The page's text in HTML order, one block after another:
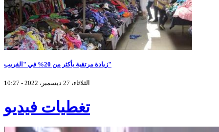
زيادة مرتقبة بأكثر من 20% في "الفريب"
الثلاثاء، 27 ديسمبر، 2022 - 10:27
تغطيات فيديو